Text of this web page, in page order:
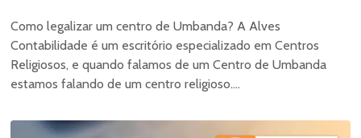
Como legalizar um centro de Umbanda? A Alves
Contabilidade é um escritório especializado em Centros
Religiosos, e quando falamos de um Centro de Umbanda
estamos falando de um centro religioso....